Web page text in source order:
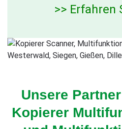
>> Erfahren
Unsere
Kopierer